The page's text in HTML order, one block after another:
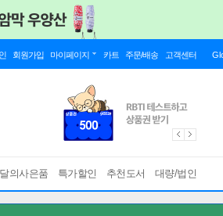
회원가입 마이페이지 카트 주문/배송 고객센터
의사은품 특가할인 추천도서 대량/법인